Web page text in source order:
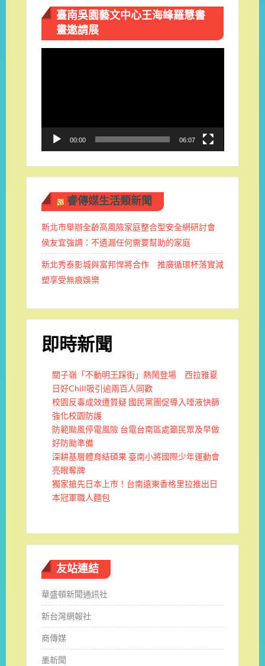
臺南吳園藝文中心王海峰羅慧書
畫邀請展
00:00 06:07
睿傳媒生活類新聞
新北市舉辦全齡高風險家庭整合型安全網研討會
侯友宜強調：不遺漏任何需要幫助的家庭
新北秀泰影城與富邦悍將合作 推廣循環杯落實減
塑享受無痕娛樂
即時新聞
關子嶺「不動明王踩街」熱鬧登場 西拉雅夏
日好Chill吸引逾兩百人同歡
校園反毒成效遭質疑 國民黨團促導入唾液快篩
強化校園防護
防範颱風停電風險 台電台南區處籲民眾及早做
好防颱準備
深耕基層體育結碩果 臺南小將國際少年運動會
亮眼奪牌
獨家搶先日本上市！台南遠東香格里拉推出日
本冠軍職人麵包
友站連結
華盛頓新聞通訊社
新台灣網報社
商傳媒
墨新聞